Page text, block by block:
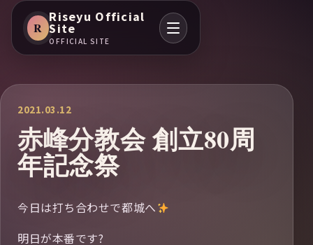
R
Riseyu Official
Site
OFFICIAL SITE
2021.03.12
赤峰分教会 創立80周
年記念祭
今日は打ち合わせで都城へ
明日が本番です?